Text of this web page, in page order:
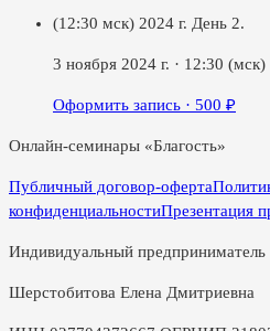
(12:30 мск) 2024 г. День 2.
3 ноября 2024 г. · 12:30 (мск)
Оформить запись · 500 ₽
Онлайн-семинары «Благость»
Публичный договор-оферта
конфиденциальностиПрезентация
Индивидуальный предприниматель
Шерстобитова Елена Дмитриевна